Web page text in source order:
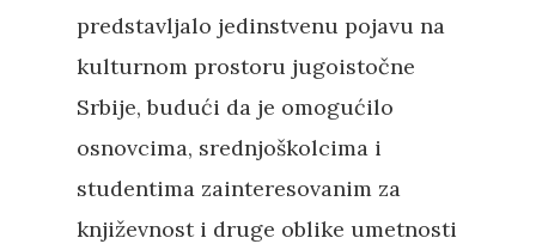
predstavljalo jedinstvenu pojavu na
kulturnom prostoru jugoistočne
Srbije, budući da je omogućilo
osnovcima, srednjoškolcima i
studentima zainteresovanim za
književnost i druge oblike umetnosti